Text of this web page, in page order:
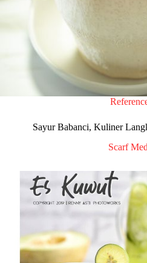
Sayur Babanci, Kuliner
Scarf